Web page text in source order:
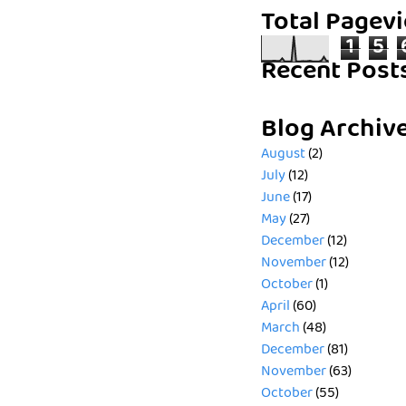
Total
1 5
Recent
Blog
August(2)
July(12)
June(17)
May(27)
December(12)
November(12)
October(1)
April(60)
March(48)
December(81)
November(63)
October(55)